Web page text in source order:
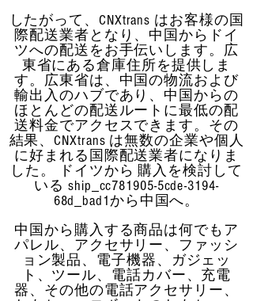
したがって、CNXtrans はお客様の国
際配送業者となり、中国からドイ
ツへの配送をお手伝いします。広
東省にある倉庫住所を提供しま
す。広東省は、中国の物流および
輸出入のハブであり、中国からの
ほとんどの配送ルートに最低の配
送料金でアクセスできます。その
結果、CNXtrans は無数の企業や個人
に好まれる国際配送業者になりま
した。
ドイツから 購入を検討して
いる ship_cc781905-5cde-3194-
68d_bad1から中国へ。
中国から購入する商品は何でもア
パレル、アクセサリー、ファッシ
ョン製品、電子機器、ガジェッ
ト、ツール、電話カバー、充電
器、その他の電話アクセサリー、